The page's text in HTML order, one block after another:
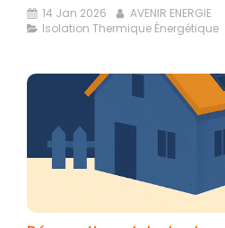
14 Jan 2026
AVENIR ENERGIE
Isolation Thermique Énergétique